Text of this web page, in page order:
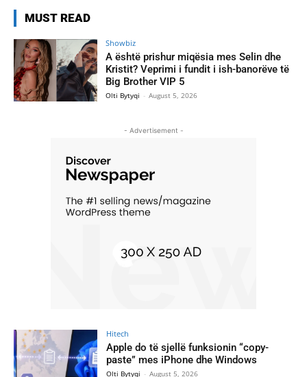
MUST READ
Showbiz
A është prishur miqësia mes Selin dhe
Kristit? Veprimi i fundit i ish-banorëve të
Big Brother VIP 5
Olti Bytyqi - August 5, 2026
- Advertisement -
Hitech
Apple do të sjellë funksionin “copy-
paste” mes iPhone dhe Windows
Olti Bytyqi - August 5, 2026